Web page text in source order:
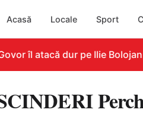
Acasă Locale Sport
îl atacă dur pe Ilie